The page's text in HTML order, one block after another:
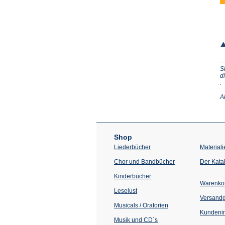
.
Shop
Liederbücher
Chor und Bandbücher
Kinderbücher
Leselust
Musicals / Oratorien
Musik und CD´s
Der